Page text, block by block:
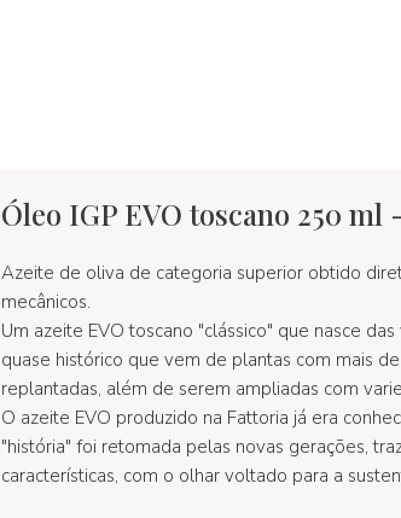
Óleo IGP EVO toscano 250
Azeite de oliva de categoria superior obtido
mecânicos.
Um azeite EVO toscano "clássico" que nasce
quase histórico que vem de plantas com mais
replantadas, além de serem ampliadas com
O azeite EVO produzido na Fattoria já era
"história" foi retomada pelas novas gerações,
características, com o olhar voltado para a